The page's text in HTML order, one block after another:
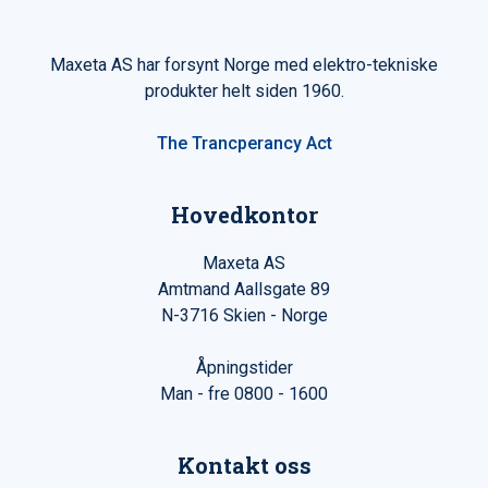
Maxeta AS har forsynt Norge med elektro-tekniske
produkter helt siden 1960.
The Trancperancy Act
Hovedkontor
Maxeta AS
Amtmand Aallsgate 89
N-3716 Skien - Norge
Åpningstider
Man - fre 0800 - 1600
Kontakt oss